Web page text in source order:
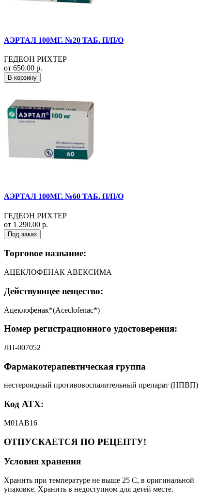
АЭРТАЛ 100МГ. №20 ТАБ. П/П/О
ГЕДЕОН РИХТЕР
от 650.00 р.
В корзину
АЭРТАЛ 100МГ. №60 ТАБ. П/П/О
ГЕДЕОН РИХТЕР
от 1 290.00 р.
Под заказ
Торговое название:
АЦЕКЛОФЕНАК АВЕКСИМА
Действующее вещество:
Ацеклофенак*(Aceclofenac*)
Номер регистрационного удостоверения:
ЛП-007052
Фармакотерапевтическая группа
нестероидный противовоспалительный препарат (НПВП)
Код АТХ:
М01АВ16
ОТПУСКАЕТСЯ ПО РЕЦЕПТУ!
Условия хранения
Хранить при температуре не выше 25 C, в оригинальной
упаковке. Хранить в недоступном для детей месте.